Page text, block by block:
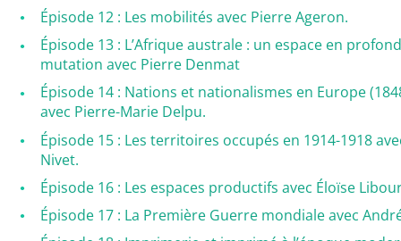
Épisode 12 : Les mobilités avec Pierre Ageron.
Épisode 13 : L’Afrique australe : un espace en
mutation avec Pierre Denmat
Épisode 14 : Nations et nationalismes en Europe
avec Pierre-Marie Delpu.
Épisode 15 : Les territoires occupés en 1914-1918
Nivet.
Épisode 16 : Les espaces productifs avec Éloïse
Épisode 17 : La Première Guerre mondiale avec